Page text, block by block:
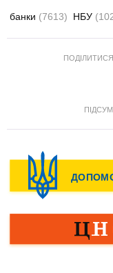
банки (7613) НБУ